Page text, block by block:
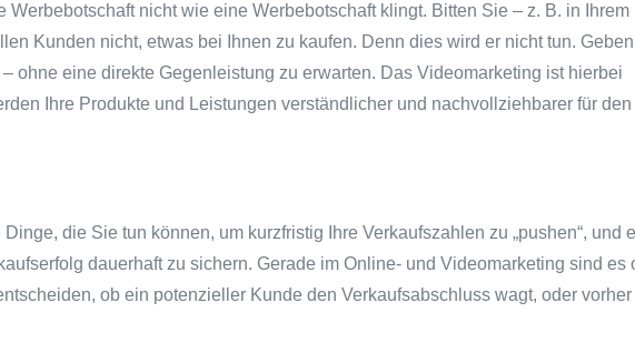
Werbebotschaft nicht wie eine Werbebotschaft klingt. Bitten Sie – z. B. in Ihrem
Kunden nicht, etwas bei Ihnen zu kaufen. Denn dies wird er nicht tun.
ohne eine direkte Gegenleistung zu erwarten. Das Videomarketing ist hierbei
Ihre Produkte und Leistungen verständlicher und nachvollziehbarer für den
die Sie tun können, um kurzfristig Ihre Verkaufszahlen zu „pushen“, und
dauerhaft zu sichern. Gerade im Online- und Videomarketing sind es
ob ein potenzieller Kunde den Verkaufsabschluss wagt, oder vorher